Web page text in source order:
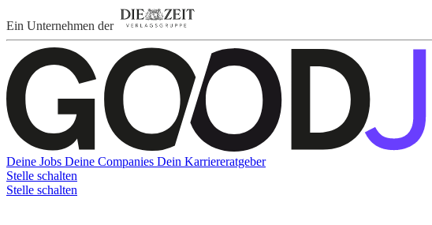
Ein Unternehmen der
Deine Jobs Deine Companies Dein Karriereratgeber
Stelle schalten
Stelle schalten